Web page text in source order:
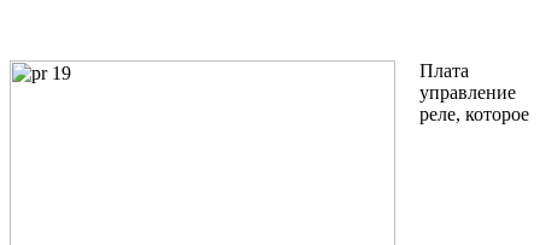
Плата
управление
реле, которое